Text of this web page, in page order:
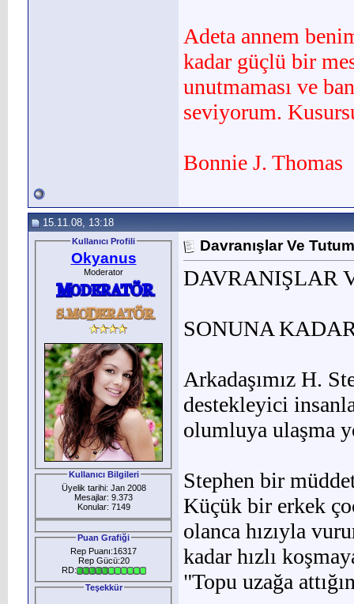
Adeta annem
kadar güçlü bir
unutmaması ve
seviyorum.
Bonnie J. Thomas
15.11.08, 13:18
Kullanıcı Profili
Okyanus
Moderator
Kullanıcı Bilgileri
Üyelik tarihi: Jan 2008
Mesajlar: 9.373
Konular: 7149
Puan Grafiği
Rep Puanı:16317
Rep Gücü:20
RD:
Teşekkür
Davranışlar Ve
DAVRANIŞLAR
SONUNA
Arkadaşımız H.
des­tekleyici
olumluya ulaşma
Stephen bir
Küçük bir erkek
olanca hızıyla
kadar hızlı
"Topu uzağa